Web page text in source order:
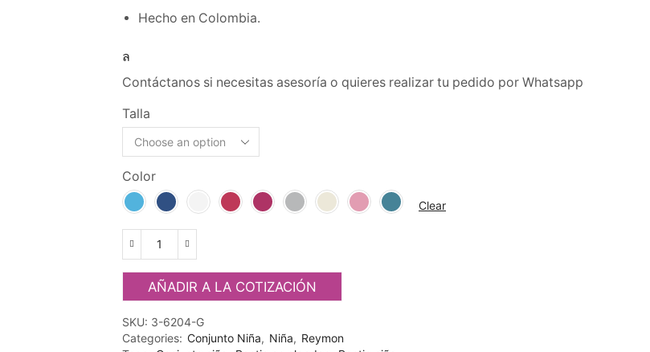
Hecho en Colombia.
Contáctanos si necesitas asesoría o quieres realizar tu pedido por Whatsapp
Talla
Color
Clear
Conjunto
para
niña
girl
Ref.6204-
G
AÑADIR A LA COTIZACIÓN
SKU: 3-6204-G
Categories: Conjunto Niña, Niña, Reymon